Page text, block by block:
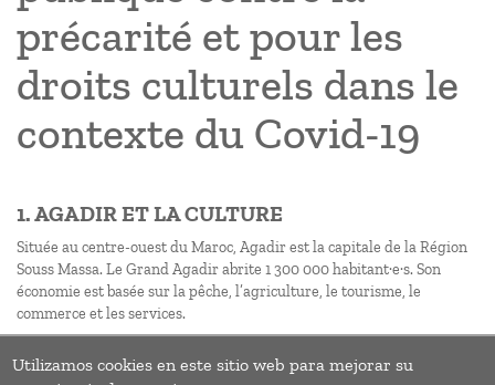
précarité et pour les
droits culturels dans le
contexte du Covid-19
1. AGADIR ET LA CULTURE
Située au centre-ouest du Maroc, Agadir est la capitale de la Région
Souss Massa. Le Grand Agadir abrite 1 300 000 habitant·e·s. Son
économie est basée sur la pêche, l’agriculture, le tourisme, le
commerce et les services.
Pagination
Utilizamos cookies en este sitio web para mejorar su